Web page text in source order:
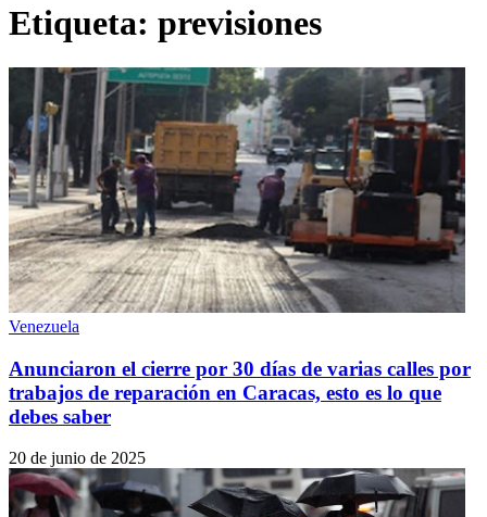
Etiqueta: previsiones
Venezuela
Anunciaron el cierre por 30 días de varias calles por
trabajos de reparación en Caracas, esto es lo que
debes saber
20 de junio de 2025